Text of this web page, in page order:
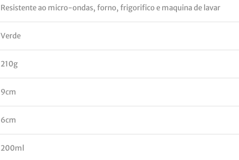
Resistente ao micro-ondas, forno, frigorifico e maquina de lavar
Verde
210g
9cm
6cm
200ml